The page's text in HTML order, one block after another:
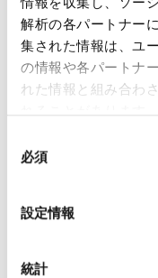
解析の各パートナー
集された情報は、ユ
の情報や各パートナ
れた情報と組み合わ
必須
設定情報
統計
相談できる
日本全国から、お近
きます。